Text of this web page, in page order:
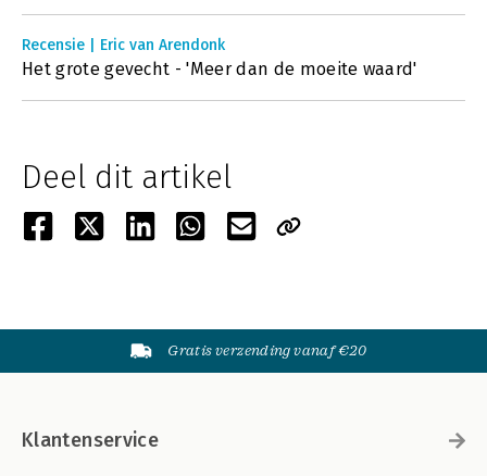
Recensie | Eric van Arendonk
Het grote gevecht - 'Meer dan de moeite waard'
Deel dit artikel
Gratis verzending vanaf €20
Klantenservice